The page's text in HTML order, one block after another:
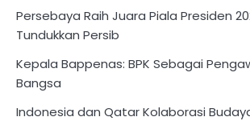
Persebaya Raih Juara Piala Presiden
Tundukkan Persib
Kepala Bappenas: BPK Sebagai
Bangsa
Indonesia dan Qatar Kolaborasi